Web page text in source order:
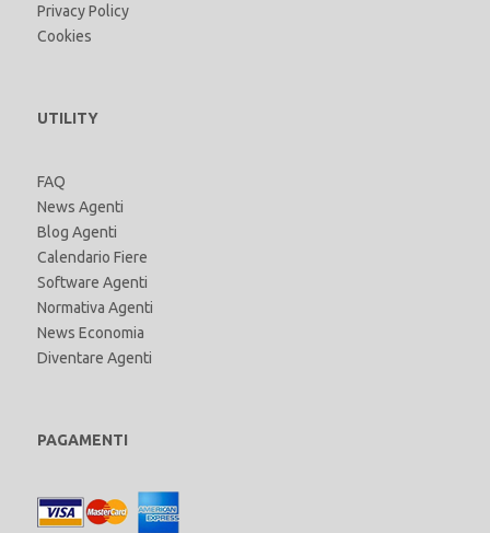
Privacy Policy
Cookies
UTILITY
FAQ
News Agenti
Blog Agenti
Calendario Fiere
Software Agenti
Normativa Agenti
News Economia
Diventare Agenti
PAGAMENTI